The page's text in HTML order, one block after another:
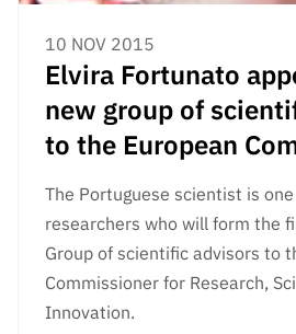
10 NOV 2015
Elvira Fortunato
new group of
to the European
The Portuguese scientist is
researchers who will form the
Group of scientific advisors to
Commissioner for Research,
Innovation.